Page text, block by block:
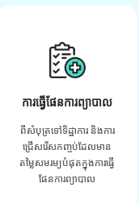
ការធ្វើផែនការព្យាបាល
ពីសំបុត្រទៅទិដ្ឋាការ និងការ
ជ្រើសរើសកញ្ចប់ដែលមាន
តម្លៃសមរម្យបំផុតក្នុងការធ្វើ
ផែនការព្យាបាល